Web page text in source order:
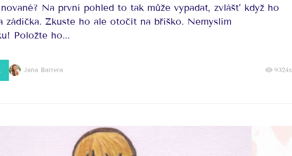
Na první pohled to tak může vypadat, zvlášť když ho
zádíčka. Zkuste ho ale otočit na bříško. Nemyslím
Položte ho...
Jana Barrera 9324x